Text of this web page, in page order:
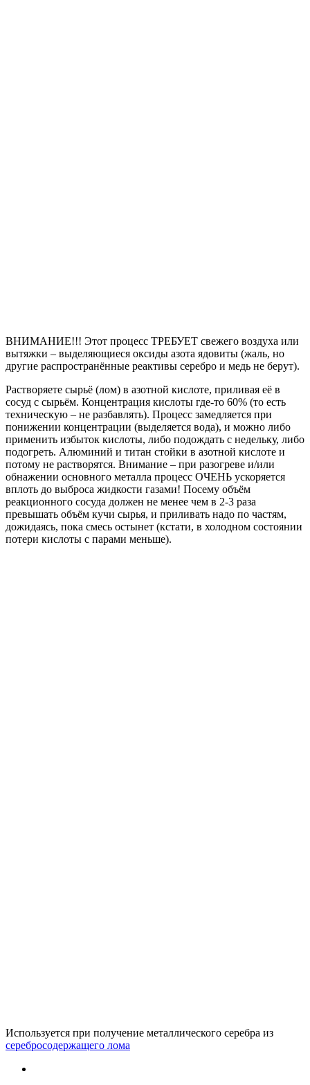
ВНИМАНИЕ!!! Этот процесс ТРЕБУЕТ свежего воздуха или
вытяжки – выделяющиеся оксиды азота ядовиты (жаль, но
другие распространённые реактивы серебро и медь не берут).
Растворяете сырьё (лом) в азотной кислоте, приливая её в
сосуд с сырьём. Концентрация кислоты где-то 60% (то есть
техническую – не разбавлять). Процесс замедляется при
понижении концентрации (выделяется вода), и можно либо
применить избыток кислоты, либо подождать с недельку, либо
подогреть. Алюминий и титан стойки в азотной кислоте и
потому не растворятся. Внимание – при разогреве и/или
обнажении основного металла процесс ОЧЕНЬ ускоряется
вплоть до выброса жидкости газами! Посему объём
реакционного сосуда должен не менее чем в 2-3 раза
превышать объём кучи сырья, и приливать надо по частям,
дожидаясь, пока смесь остынет (кстати, в холодном состоянии
потери кислоты с парами меньше).
Используется при получение металлического серебра из
серебросодержащего лома